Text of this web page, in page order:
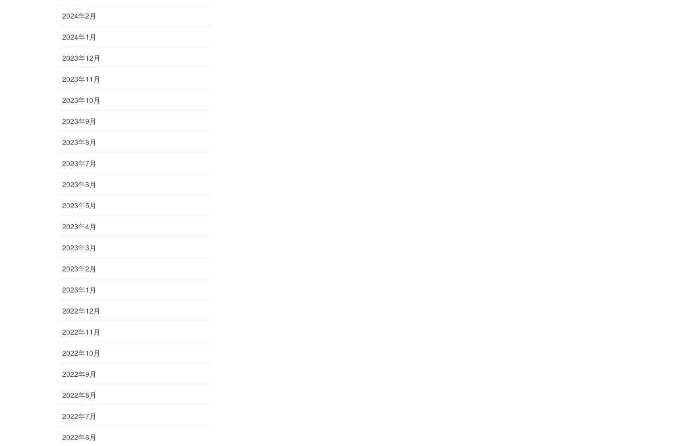
2024年2月
2024年1月
2023年12月
2023年11月
2023年10月
2023年9月
2023年8月
2023年7月
2023年6月
2023年5月
2023年4月
2023年3月
2023年2月
2023年1月
2022年12月
2022年11月
2022年10月
2022年9月
2022年8月
2022年7月
2022年6月